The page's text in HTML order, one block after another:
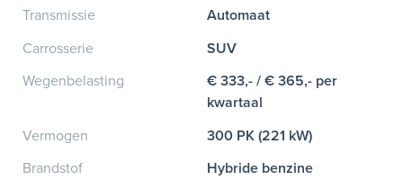
Transmissie
Automaat
Carrosserie
SUV
Wegenbelasting
€ 333,- / € 365,- per
kwartaal
Vermogen
300 PK (221 kW)
Brandstof
Hybride benzine